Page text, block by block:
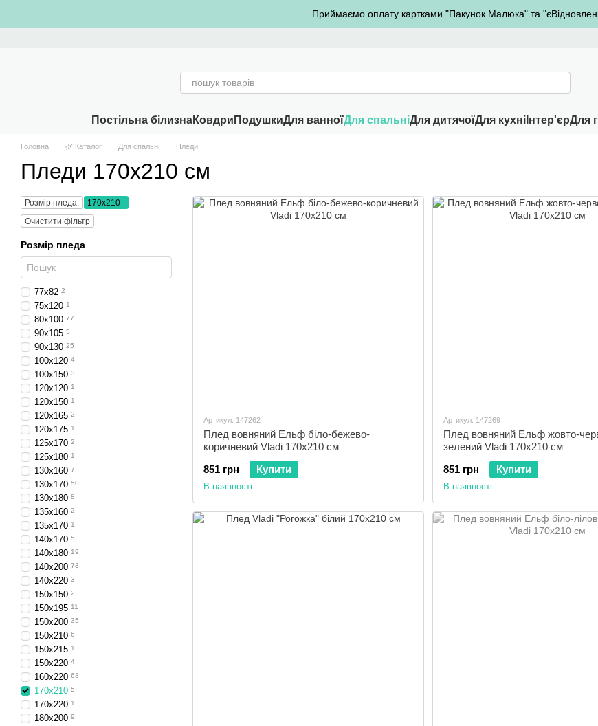
Приймаємо оплату картками "Пакунок Малюка" та
Постільна білизнаКовдри ПодушкиДля ванноїДля спальніДля дитячоїДля кухніІнтер'єрДля
Головна 🌿 Каталог Для спальні Пледи
Пледи 170х210 см
Артикул: 147262
Плед вовняний Ельф біло-бежево-
коричневий Vladi 170x210 см
851 грн
Купити
В наявності
Артикул: 147269
Плед вовняний Ельф жовто-
зелений Vladi 170x210 см
851 грн
Купити
В наявності
Розмір пледа:
170x210
Очистити фільтр
Розмір пледа
77x82 2
75x120 1
80x100 77
90x105 5
90x130 25
100x120 4
100x150 3
120x120 1
120x150 1
120x165 2
120x175 1
125x170 2
125x180 1
130x160 7
130x170 50
130x180 8
135x160 2
135x170 1
140x170 5
140x180 19
140x200 73
140x220 3
150x150 2
150x195 11
150x200 35
150x210 6
150x215 1
150x220 4
160x220 68
170x210 5
170x220 1
180x200 9